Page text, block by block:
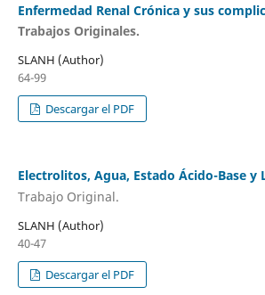
Enfermedad Renal Crónica y sus
Trabajos Originales.
SLANH (Author)
64-99
Descargar el PDF
Electrolitos, Agua, Estado Ácido-Base y
Trabajo Original.
SLANH (Author)
40-47
Descargar el PDF